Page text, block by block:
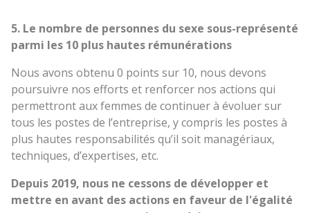
5. Le nombre de personnes du sexe sous-représenté
parmi les 10 plus hautes rémunérations
Nous avons obtenu 0 points sur 10, nous devons
poursuivre nos efforts et renforcer nos actions qui
permettront aux femmes de continuer à évoluer sur
tous les postes de l’entreprise, y compris les postes à
plus hautes responsabilités qu’il soit managériaux,
techniques, d’expertises, etc.
Depuis 2019, nous ne cessons de développer et
mettre en avant des actions en faveur de l'égalité